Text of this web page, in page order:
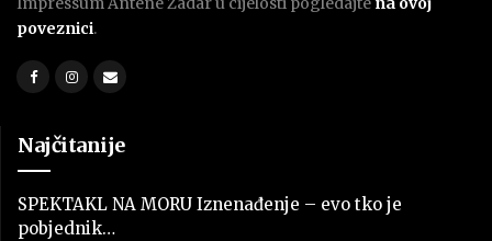
poveznici.
Najčitanije
SPEKTAKL NA MORU Iznenađenje – evo tko je
pobjednik…